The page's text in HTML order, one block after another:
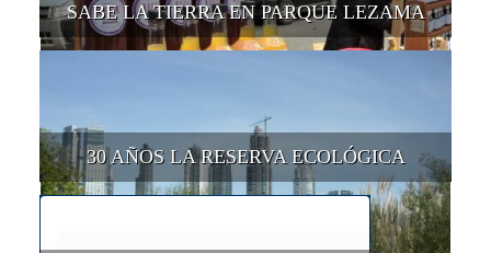
SABE LA TIERRA EN PARQUE LEZAMA
30 AÑOS LA RESERVA ECOLÓGICA